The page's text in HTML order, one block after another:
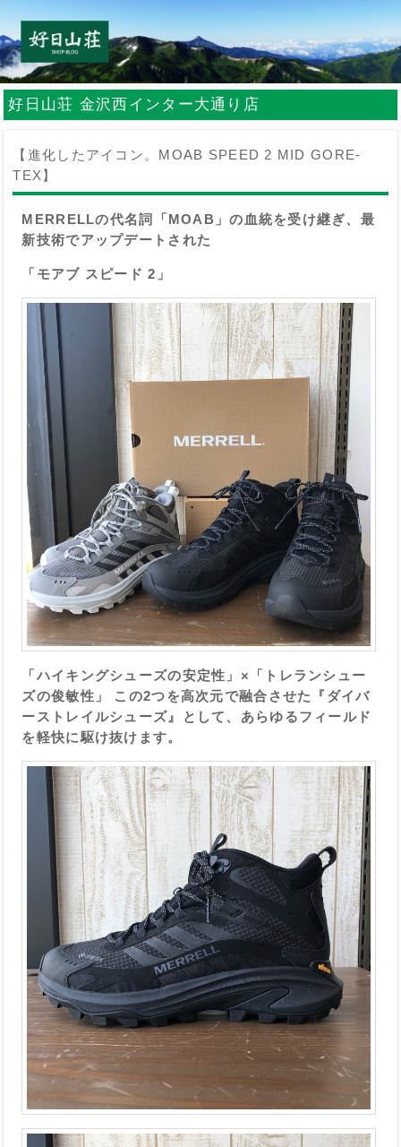
好日山荘 金沢西インター大通り店
【進化したアイコン。MOAB SPEED 2 MID GORE-
TEX】
MERRELLの代名詞「MOAB」の血統を受け継ぎ、最
新技術でアップデートされた
「モアブ スピード 2」
「ハイキングシューズの安定性」×「トレランシュー
ズの俊敏性」 この2つを高次元で融合させた『ダイバ
ーストレイルシューズ』として、あらゆるフィールド
を軽快に駆け抜けます。